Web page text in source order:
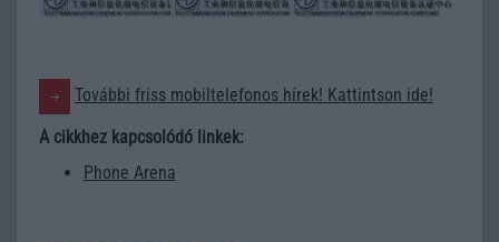
További friss mobiltelefonos hírek! Kattintson ide!
A cikkhez kapcsolódó linkek:
Phone Arena